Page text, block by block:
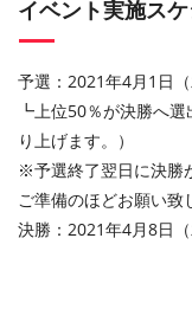
イベント実施ス
予選：2021年4月1日
┗上位50％が決勝へ
り上げます。）
※予選終了翌日に決勝
ご準備のほどお願い致
決勝：2021年4月8日